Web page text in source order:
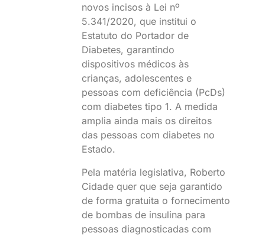
novos incisos à Lei nº
5.341/2020, que institui o
Estatuto do Portador de
Diabetes, garantindo
dispositivos médicos às
crianças, adolescentes e
pessoas com deficiência (PcDs)
com diabetes tipo 1. A medida
amplia ainda mais os direitos
das pessoas com diabetes no
Estado.
Pela matéria legislativa, Roberto
Cidade quer que seja garantido
de forma gratuita o fornecimento
de bombas de insulina para
pessoas diagnosticadas com